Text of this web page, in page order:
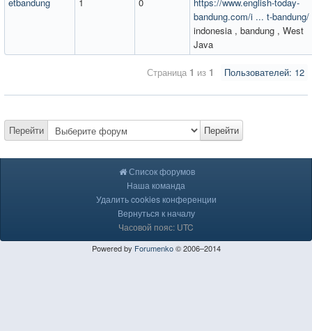
bandung.com/i ... t-bandung/
indonesia , bandung , West
Java
Пользователей: 12
Страница 1 из 1
Перейти Перейти
Список форумов
Наша команда
Удалить cookies конференции
Вернуться к началу
Часовой пояс: UTC
Powered by Forumenko© 2006–2014